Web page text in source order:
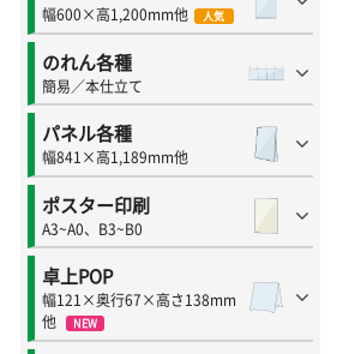
幅600×高1,200mm他 人気
のれん各種
簡易／本仕立て
パネル各種
幅841×高1,189mm他
ポスター印刷
A3~A0、B3~B0
卓上POP
幅121×奥行67×高さ138mm
他
NEW